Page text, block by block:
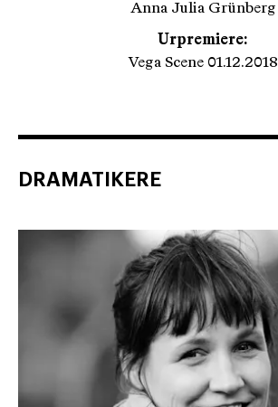
Anna Julia Grünberg
Urpremiere:
Vega Scene 01.12.2018
DRAMATIKERE